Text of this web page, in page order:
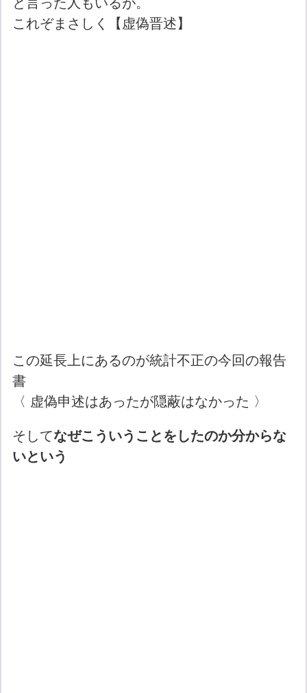
これぞまさしく【虚偽晋述】
この延長上にあるのが統計不正の今回の報告
書
〈 虚偽申述はあったが隠蔽はなかった 〉
そしてなぜこういうことをしたのか分からな
いという